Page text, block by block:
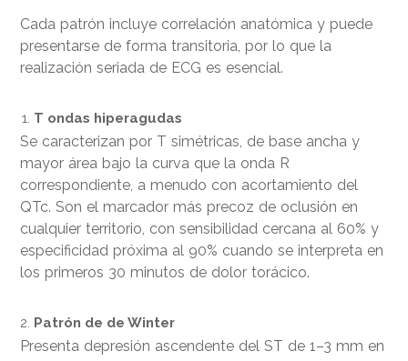
Cada patrón incluye correlación anatómica y puede
presentarse de forma transitoria, por lo que la
realización seriada de ECG es esencial.
T ondas hiperagudas
Se caracterizan por T simétricas, de base ancha y
mayor área bajo la curva que la onda R
correspondiente, a menudo con acortamiento del
QTc. Son el marcador más precoz de oclusión en
cualquier territorio, con sensibilidad cercana al 60% y
especificidad próxima al 90% cuando se interpreta en
los primeros 30 minutos de dolor torácico.
Patrón de de Winter
Presenta depresión ascendente del ST de 1–3 mm en